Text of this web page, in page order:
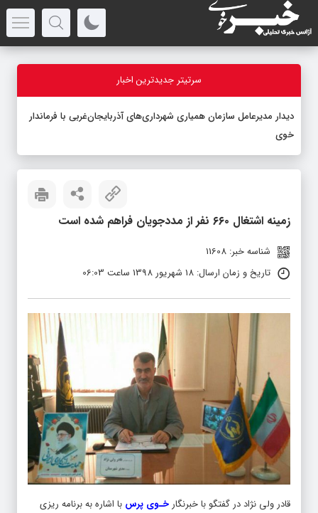
سرتیتر جدیدترین اخبار
دیدار مدیرعامل سازمان همیاری شهرداری‌های آذربایجان‌غربی با فرماندار
خوی
زمینه اشتغال ۶۶۰ نفر از مددجویان فراهم شده است
شناسه خبر: 11608
تاریخ و زمان ارسال: 18 شهریور 1398 ساعت 06:03
قادر ولی نژاد در گفتگو با خبرنگار خـوی پرس با اشاره به برنامه ریزی